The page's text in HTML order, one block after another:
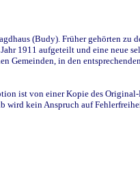
(Budy). Früher gehörten zu
1911 aufgeteilt und eine neue
in den
ist von einer Kopie des
wird kein Anspruch auf